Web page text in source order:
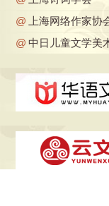
@
上海网络作家协
@ 中日儿童文学美